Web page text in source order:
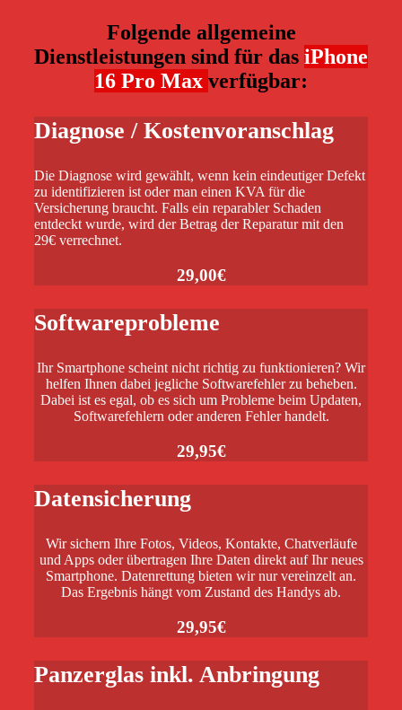
Folgende allgemeine
Dienstleistungen sind für das iPhone
16 Pro Max verfügbar:
Diagnose / Kostenvoranschlag
Die Diagnose wird gewählt, wenn kein eindeutiger Defekt
zu identifizieren ist oder man einen KVA für die
Versicherung braucht. Falls ein reparabler Schaden
entdeckt wurde, wird der Betrag der Reparatur mit den
29€ verrechnet.
29,00€
Softwareprobleme
Ihr Smartphone scheint nicht richtig zu funktionieren? Wir
helfen Ihnen dabei jegliche Softwarefehler zu beheben.
Dabei ist es egal, ob es sich um Probleme beim Updaten,
Softwarefehlern oder anderen Fehler handelt.
29,95€
Datensicherung
Wir sichern Ihre Fotos, Videos, Kontakte, Chatverläufe
und Apps oder übertragen Ihre Daten direkt auf Ihr neues
Smartphone. Datenrettung bieten wir nur vereinzelt an.
Das Ergebnis hängt vom Zustand des Handys ab.
29,95€
Panzerglas inkl. Anbringung